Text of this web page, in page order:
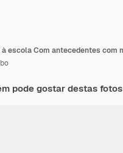
pode gostar destas fotos